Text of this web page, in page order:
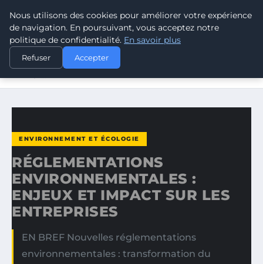
CLIMATE GUARDIAN
ACCUEIL
ENVIRONNEMENT ET ÉCOLOGIE
RÉGLEMENTATIONS ENVIRONNEMENTALES : ENJEUX ET
ENVIRONNEMENT ET ÉCOLOGIE
RÉGLEMENTATIONS
ENVIRONNEMENTALES :
ENJEUX ET IMPACT SUR LES
ENTREPRISES
EN BREF Nouvelles réglementations
environnementales : transformation du
Nous utilisons des cookies pour améliorer votre expérience
de navigation. En poursuivant, vous acceptez notre
politique de confidentialité. En savoir plus
Refuser Accepter